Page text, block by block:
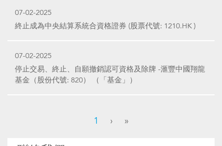
07-02-2025
終止成為中央結算系統合資格證券 (股票代號: 1210.HK )
07-02-2025
停止交易、終止、自願撤銷認可資格及除牌 -滙豐中國翔龍
基金（股份代號: 820） （「基金」）
1 › »